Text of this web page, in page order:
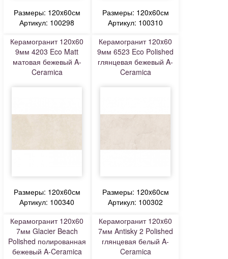
Размеры: 120x60см
Артикул: 100298
Размеры: 120x60см
Артикул: 100310
Керамогранит 120x60
9мм 4203 Eco Matt
матовая бежевый A-
Ceramica
Размеры: 120x60см
Артикул: 100340
Керамогранит 120x60
9мм 6523 Eco Polished
глянцевая бежевый A-
Ceramica
Размеры: 120x60см
Артикул: 100302
Керамогранит 120x60
7мм Glacier Beach
Polished полированная
бежевый A-Ceramica
Керамогранит 120x60
7мм Antisky 2 Polished
глянцевая белый A-
Ceramica